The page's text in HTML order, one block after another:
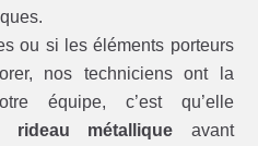
ou si les éléments porteurs
nos techniciens ont la
équipe, c’est qu’elle
rideau métallique avant